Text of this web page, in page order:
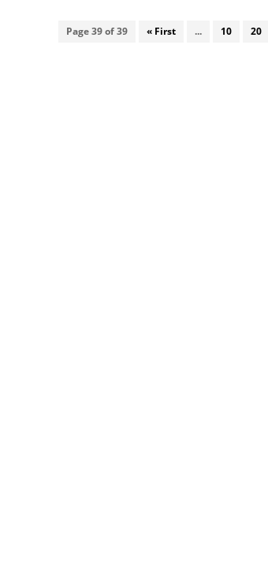
Page 39 of 39 « First ... 10 20